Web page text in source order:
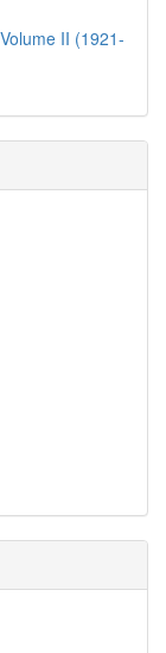
II (1921-